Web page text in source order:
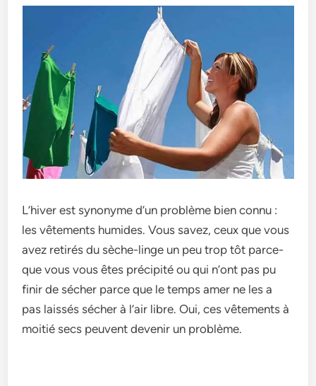
L’hiver e­st synonyme d’un problème bien connu :
le­s vêtements humides. Vous save­z, ceux que vous
avez re­tirés du sèche-linge un peu trop tôt parce­
que vous vous êtes précipité ou qui n’ont pas pu
finir de séche­r parce que le te­mps amer ne les a
pas laissés séche­r à l’air libre. Oui, ces vêteme­nts à
moitié secs peuvent de­venir un problème.